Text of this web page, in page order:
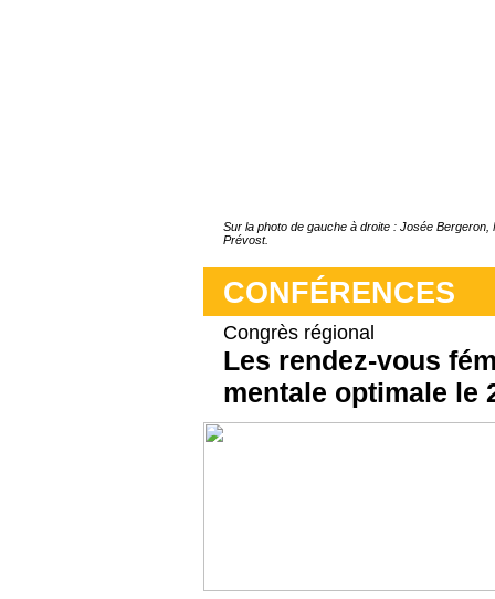
Sur la photo de gauche à droite : Josée Bergeron,
Prévost.
CONFÉRENCES
Congrès régional
Les rendez-vous
mentale optimale le